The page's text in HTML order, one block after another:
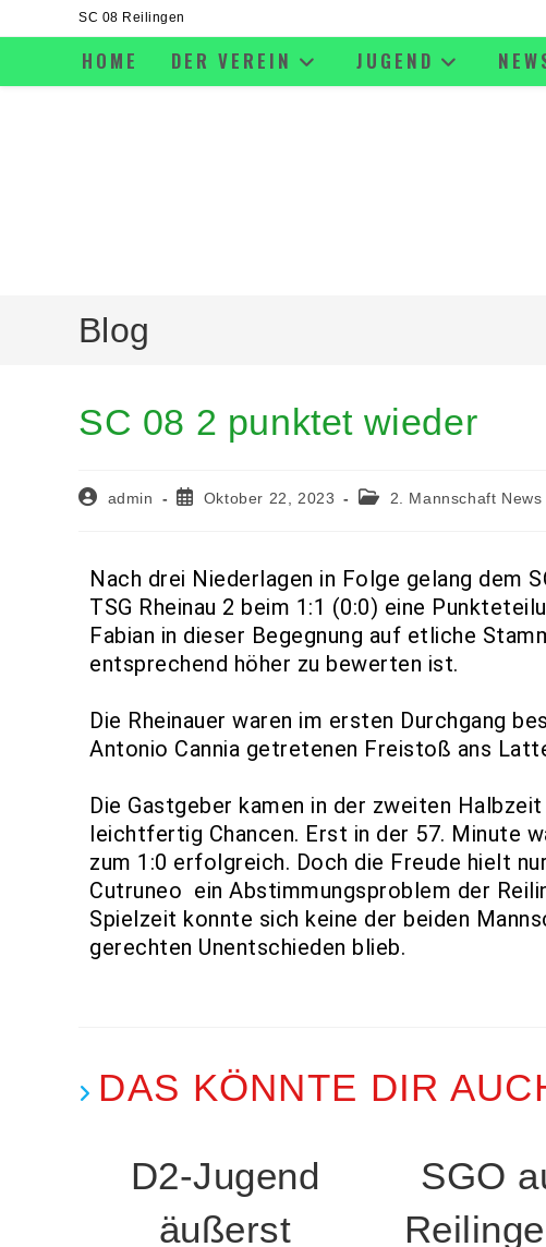
SC 08 Reilingen
HOME DER VEREIN JUGEND
Blog
SC 08 2 punktet wieder
admin Oktober 22, 2023 2. Mannschaft News
Nach drei Niederlagen in Folge gelang dem
TSG Rheinau 2 beim 1:1 (0:0) eine
Fabian in dieser Begegnung auf etliche
entsprechend höher zu bewerten ist.
Die Rheinauer waren im ersten Durchgang
Antonio Cannia getretenen Freistoß ans
Die Gastgeber kamen in der zweiten
leichtfertig Chancen. Erst in der 57. Minute
zum 1:0 erfolgreich. Doch die Freude hielt
Cutruneo ein Abstimmungsproblem der
Spielzeit konnte sich keine der beiden
gerechten Unentschieden blieb.
DAS KÖNNTE DIR
D2-Jugend
äußerst
SGO